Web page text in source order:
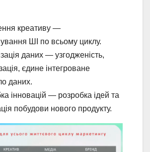
креативу —
ШІ по всьому циклу.
даних — узгодженість,
єдине інтегроване
даних.
інновацій — розробка ідей та
побудови нового продукту.